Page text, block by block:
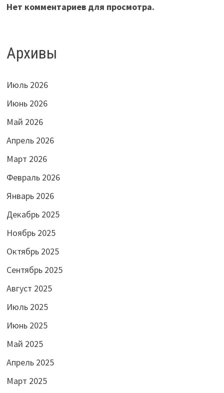
Нет комментариев для просмотра.
Архивы
Июль 2026
Июнь 2026
Май 2026
Апрель 2026
Март 2026
Февраль 2026
Январь 2026
Декабрь 2025
Ноябрь 2025
Октябрь 2025
Сентябрь 2025
Август 2025
Июль 2025
Июнь 2025
Май 2025
Апрель 2025
Март 2025